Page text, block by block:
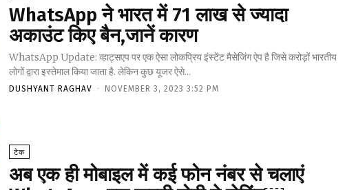
WhatsApp ने भारत में 71 लाख से ज्यादा
अकाउंट किए बैन,जानें कारण
WhatsApp Update: व्हाट्सएप पर एक ऐसा लोकप्रिय इंस्टेंट मैसेजिंग ऐप है जिसे करोड़ों भारतीय
लोगों द्वारा इस्तेमाल किया जाता है. लेकिन कुछ यूजर ऐसे...
DUSHYANT RAGHAV - NOVEMBER 3, 2023 3:52 PM
टेक
अब एक ही मोबाइल में कई फोन नंबर से चलाएं